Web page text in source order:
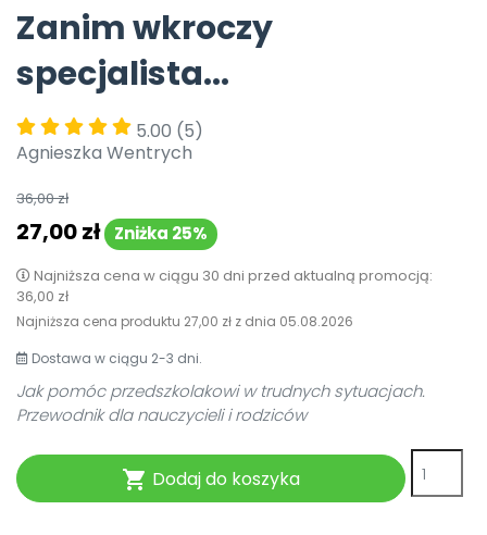
Pomoc
Zanim wkroczy
specjalista...
5.00 (5)
Agnieszka Wentrych
36,00 zł
27,00 zł Zniżka 25%
Najniższa cena w ciągu 30 dni przed aktualną promocją:
36,00 zł
Najniższa cena produktu 27,00 zł z dnia 05.08.2026
Dostawa w ciągu 2-3 dni.
Jak pomóc przedszkolakowi w trudnych sytuacjach.
Przewodnik dla nauczycieli i rodziców
 Dodaj do koszyka